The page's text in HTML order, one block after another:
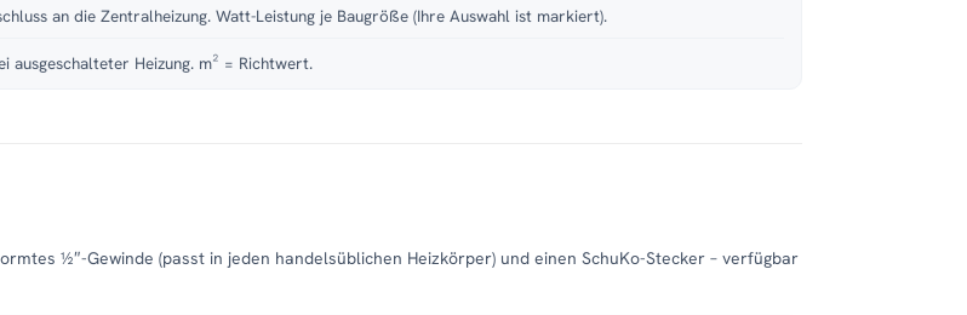
an die Zentralheizung. Watt-Leistung je Baugröße (Ihre Auswahl ist markiert).
ausgeschalteter Heizung. m² = Richtwert.
½″-Gewinde (passt in jeden handelsüblichen Heizkörper) und einen SchuKo-Stecker – verfügbar